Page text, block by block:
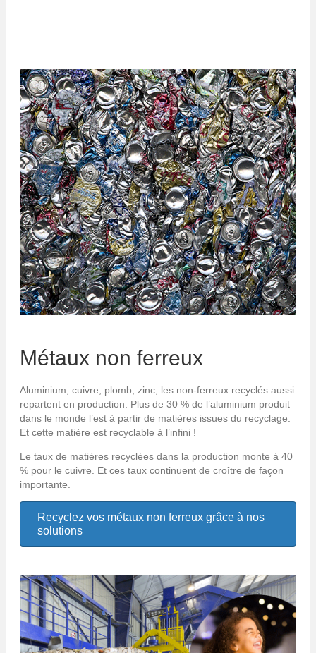
Métaux non ferreux
Aluminium, cuivre, plomb, zinc, les non-ferreux recyclés aussi
repartent en production. Plus de 30 % de l’aluminium produit
dans le monde l’est à partir de matières issues du recyclage.
Et cette matière est recyclable à l’infini !
Le taux de matières recyclées dans la production monte à 40
% pour le cuivre. Et ces taux continuent de croître de façon
importante.
Recyclez vos métaux non ferreux grâce à nos
solutions